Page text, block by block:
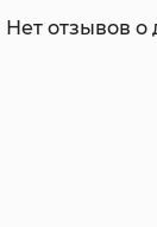
Нет отзывов о